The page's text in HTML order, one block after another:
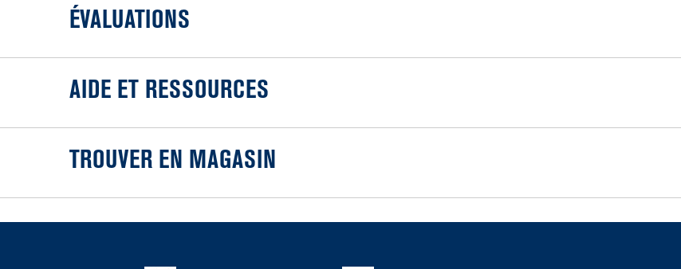
ÉVALUATIONS
AIDE ET RESSOURCES
TROUVER EN MAGASIN
added